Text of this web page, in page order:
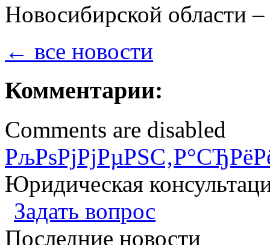
Новосибирской области –
← все новости
Комментарии:
Comments are disabled
Юридическая
Задать вопрос
Последние новости